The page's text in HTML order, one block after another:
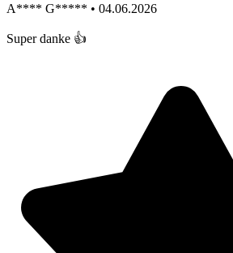
A**** G***** • 04.06.2026
Super danke 👍